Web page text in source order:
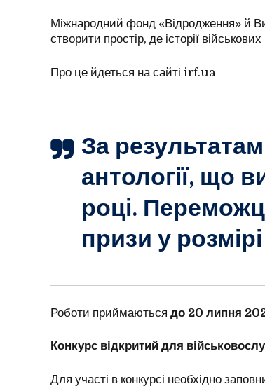
Міжнародний фонд «Відродження» й
створити простір, де історії
Про це йдеться на сайті irf.ua
За
антології, що
році.
призи у
Роботи приймаються до 20 липня
Конкурс відкритий для
Для участі в конкурсі необхідно